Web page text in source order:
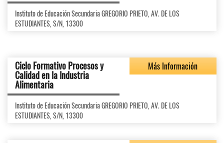
Instituto de Educación Secundaria GREGORIO PRIETO, AV. DE LOS
ESTUDIANTES, S/N, 13300
Ciclo Formativo Procesos y
Calidad en la Industria
Alimentaria
Más Información
Instituto de Educación Secundaria GREGORIO PRIETO, AV. DE LOS
ESTUDIANTES, S/N, 13300